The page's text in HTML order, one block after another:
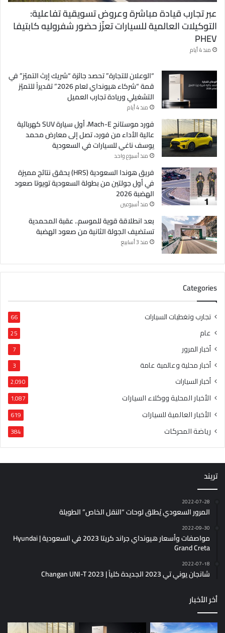
عبر تجارب قيادة مباشرة وعروض تسويقية تفاعلية:
التوكيلات العالمية للسيارات تعزّز حضور شفروليه كابتيفا
PHEV
منذ 4 أيام
“الوعلان للتجارة” تحصد جائزة “شريك إرث التميّز” في
قمة “شركاء هيونداي لعام 2026” تقديراً للتميّز
التشغيلي وريادة تجارب العميل
منذ 4 أيام
فورد موستانج Mach-E، أول سيارة SUV كهربائية
عالية الأداء من فورد، تصل إلى معارض محمد
يوسف ناغي للسيارات في السعودية
منذ أسبوع واحد
فريق هوندا السعودية (HRS) يحقق نتائج مميزة
في أول جولتين من بطولة السعودية تويوتا صعود
الهضبة 2026
منذ أسبوعين
بعد انطلاقة قوية للموسم.. عقبة المحمدية
تستضيف الجولة الثانية من صعود الهضبة
منذ 3 أسابيع
Categories
تجارب وتغطيات السيارات 66
عام 25
أخبار المرور 7
أخبار محلية وعالمية عامة 3
أخبار السيارات 2٬090
الأخبار المحلية ووكلاء السيارات 1٬087
الأخبار العالمية للسيارات 619
رياضة المحركات 384
تريند
2022-07-28
المرور السعودي يُطلق لوحات “النقل الخاص” الطويلة
2022-09-30
مواصفات وأسعار هيونداي جراند كريتا 2023 في السعودية | Hyundai
Grand Creta
2022-07-18
شانجان يوني تي 2023 الجديدة كلياً | Changan UNI-T 2023
أخر الأخبار